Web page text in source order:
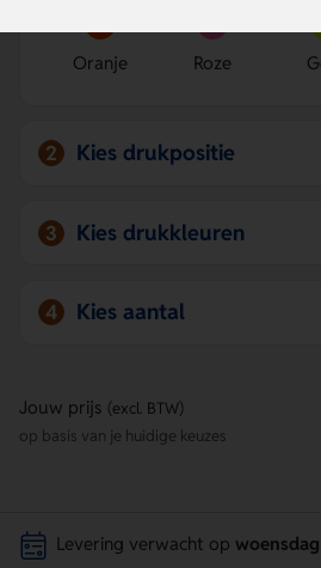
Oranje Roze
2 Kies drukpositie
3 Kies drukkleuren
4 Kies aantal
Jouw prijs (excl. BTW)
op basis van je huidige keuzes
Levering verwacht op